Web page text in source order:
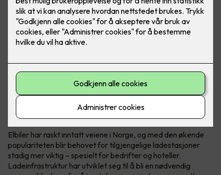
enklere ved å installere ladeanlegg på arbeidsplassen.
Foto: Marthe Thu (Zaptec)
Utskifting til elbiler
Elbiler har raskt inntatt veiene i Norge, og med den økende
populariteten blir behovet for tilgjengelige ladestasjoner
stadig mer viktig – spesielt for bedrifter og hoteller.
Ladeinfrastruktur har utviklet seg til å bli en nødvendig